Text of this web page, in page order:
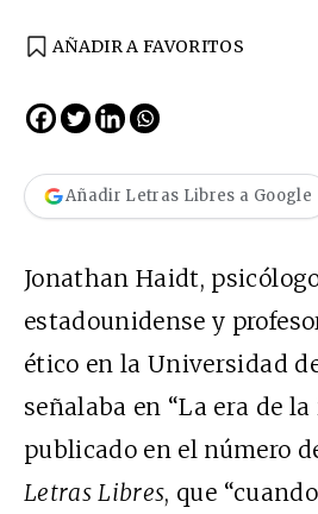
AÑADIR A FAVORITOS
Añadir Letras Libres a Google
Jonathan Haidt,
estadounidense y
ético en la Universidad
señalaba en “La era de
publicado en el número
Letras Libres, que